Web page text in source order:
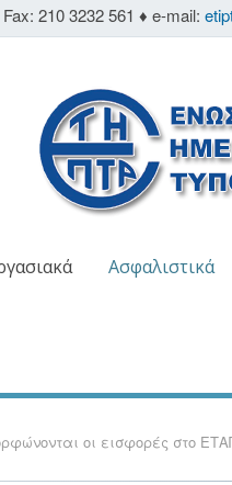
Fax: 210 3232 561 ♦ e-mail:
Ασφαλιστικά
οι εισφορές στο